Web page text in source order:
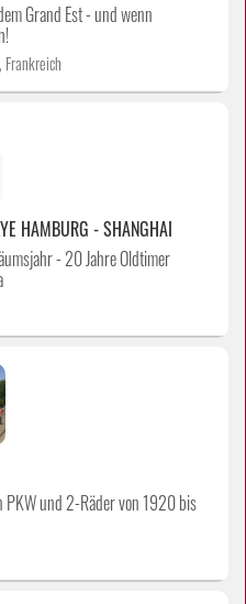
Grand Est - und wenn
HAMBURG - SHANGHAI
- 20 Jahre Oldtimer
und 2-Räder von 1920 bis